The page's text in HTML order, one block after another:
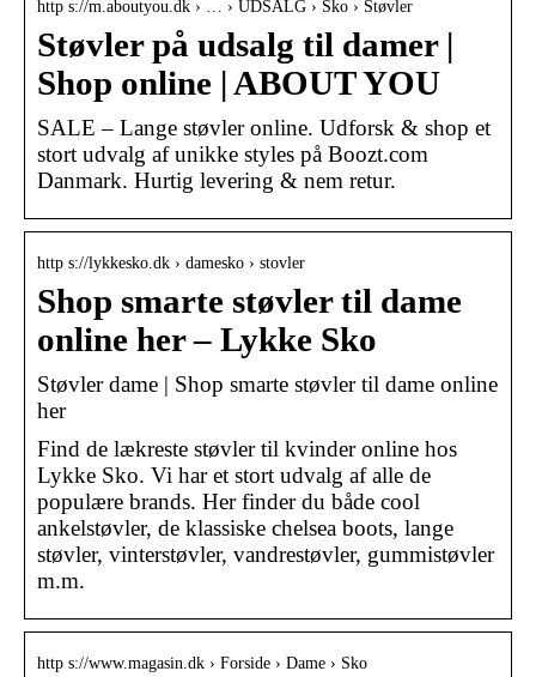
http s://m.aboutyou.dk › … › UDSALG › Sko › Støvler
Støvler på udsalg til damer |
Shop online | ABOUT YOU
SALE – Lange støvler online. Udforsk & shop et
stort udvalg af unikke styles på Boozt.com
Danmark. Hurtig levering & nem retur.
http s://lykkesko.dk › damesko › stovler
Shop smarte støvler til dame
online her – Lykke Sko
Støvler dame | Shop smarte støvler til dame online
her
Find de lækreste støvler til kvinder online hos
Lykke Sko. Vi har et stort udvalg af alle de
populære brands. Her finder du både cool
ankelstøvler, de klassiske chelsea boots, lange
støvler, vinterstøvler, vandrestøvler, gummistøvler
m.m.
http s://www.magasin.dk › Forside › Dame › Sko